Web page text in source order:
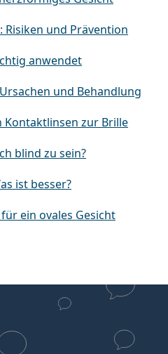
Risiken und Prävention
anwendet
und Behandlung
Kontaktlinsen zur Brille
blind zu sein?
ist besser?
ein ovales Gesicht